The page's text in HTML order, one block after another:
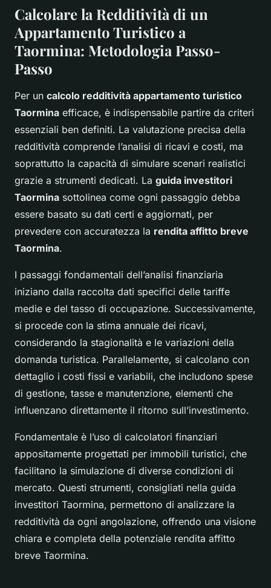
Calcolare la Redditività di un
Appartamento Turistico a
Taormina: Metodologia Passo-
Passo
Per un calcolo redditività appartamento turistico
Taormina efficace, è indispensabile partire da criteri
essenziali ben definiti. La valutazione precisa della
redditività comprende l’analisi di ricavi e costi, ma
soprattutto la capacità di simulare scenari realistici
grazie a strumenti dedicati. La guida investitori
Taormina sottolinea come ogni passaggio debba
essere basato su dati certi e aggiornati, per
prevedere con accuratezza la rendita affitto breve
Taormina.
I passaggi fondamentali dell’analisi finanziaria
iniziano dalla raccolta dati specifici delle tariffe
medie e del tasso di occupazione. Successivamente,
si procede con la stima annuale dei ricavi,
considerando la stagionalità e le variazioni della
domanda turistica. Parallelamente, si calcolano con
dettaglio i costi fissi e variabili, che includono spese
di gestione, tasse e manutenzione, elementi che
influenzano direttamente il ritorno sull’investimento.
Fondamentale è l’uso di calcolatori finanziari
appositamente progettati per immobili turistici, che
facilitano la simulazione di diverse condizioni di
mercato. Questi strumenti, consigliati nella guida
investitori Taormina, permettono di analizzare la
redditività da ogni angolazione, offrendo una visione
chiara e completa della potenziale rendita affitto
breve Taormina.